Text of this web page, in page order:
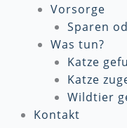
Vorsorge
Sparen
Was tun?
Katze
Katze
Wildtier
Kontakt